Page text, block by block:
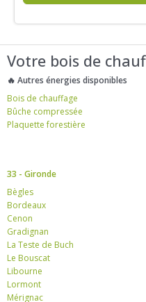
Votre bois de
🔥 Autres énergies disponibles
Bois de chauffage
Bûche compressée
Plaquette forestière
33 - Gironde
Bègles
Bordeaux
Cenon
Gradignan
La Teste de Buch
Le Bouscat
Libourne
Lormont
Mérignac